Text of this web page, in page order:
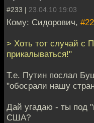
#233 | 23.04.10 19:03
Кому: Сидорович,
> Хоть тот случай с
прикалываться!"
Т.е. Путин послал
"обосрали нашу
Дай угадаю - ты под
США?